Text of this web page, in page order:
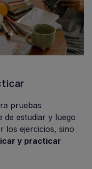
pruebas
de estudiar y luego
los ejercicios, sino
y practicar